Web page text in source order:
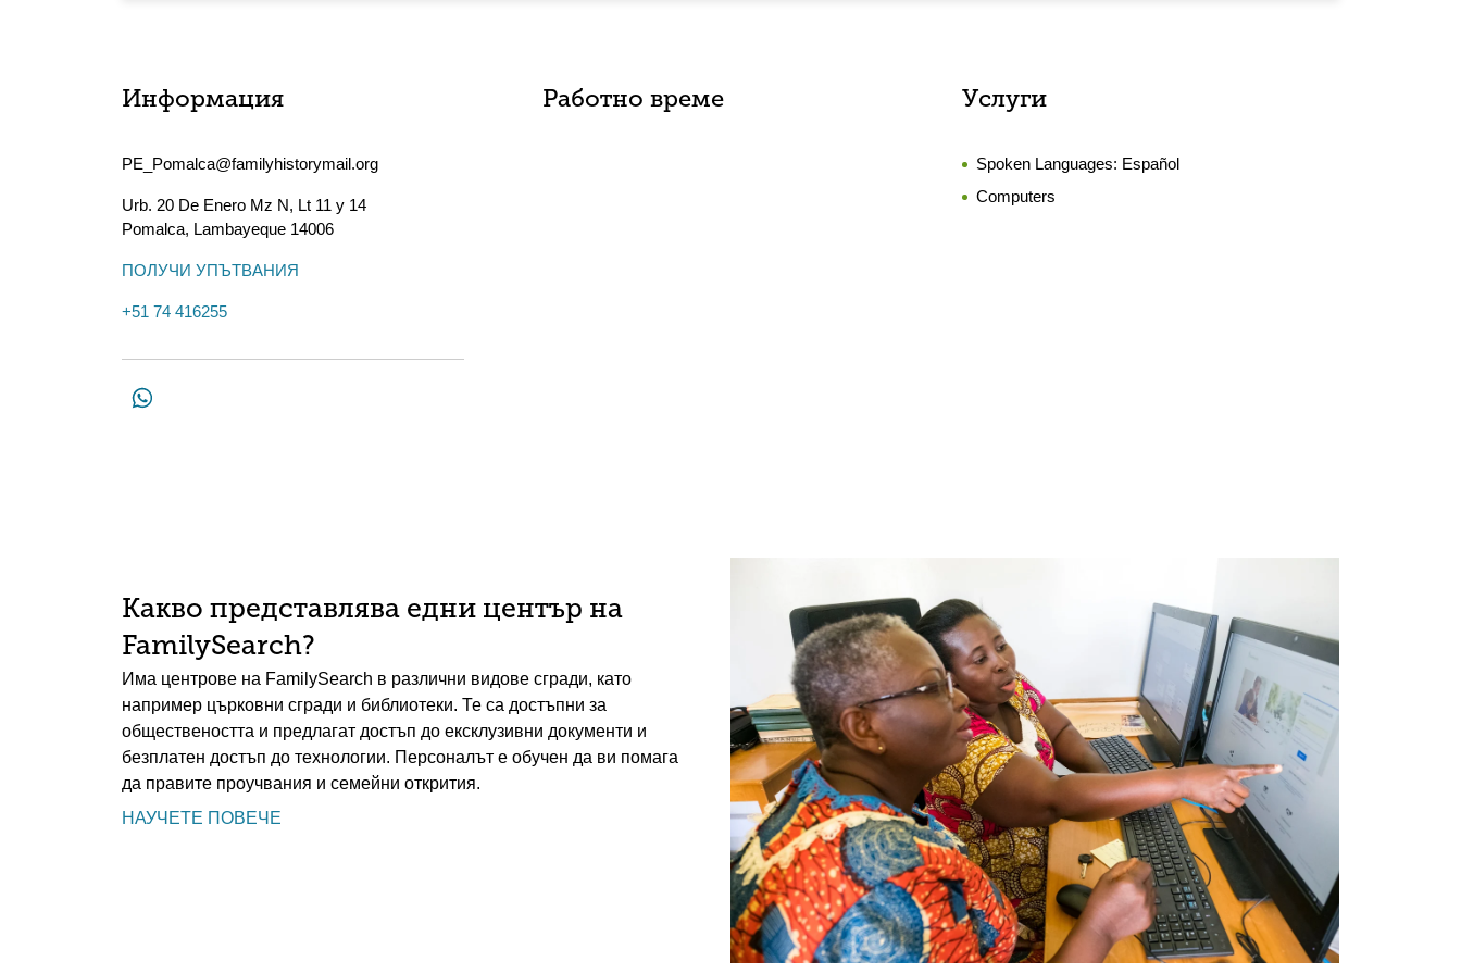
Информация
PE_Pomalca@familyhistorymail.org
Urb. 20 De Enero Mz N, Lt 11 y 14
Pomalca, Lambayeque 14006
ПОЛУЧИ УПЪТВАНИЯ
+51 74 416255
Работно време Услуги
Spoken Languages: Español
Computers
Какво представлява едни център на
FamilySearch?
Има центрове на FamilySearch в различни видове сгради, като
например църковни сгради и библиотеки. Те са достъпни за
обществеността и предлагат достъп до ексклузивни документи и
безплатен достъп до технологии. Персоналът е обучен да ви помага
да правите проучвания и семейни открития.
НАУЧЕТЕ ПОВЕЧЕ